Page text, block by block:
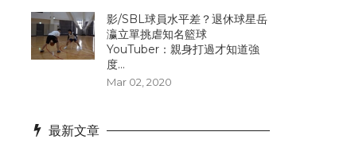
影/SBL球員水平差？退休球星岳
瀛立單挑虐知名籃球
YouTuber：親身打過才知道強
度...
Mar 02, 2020
最新文章